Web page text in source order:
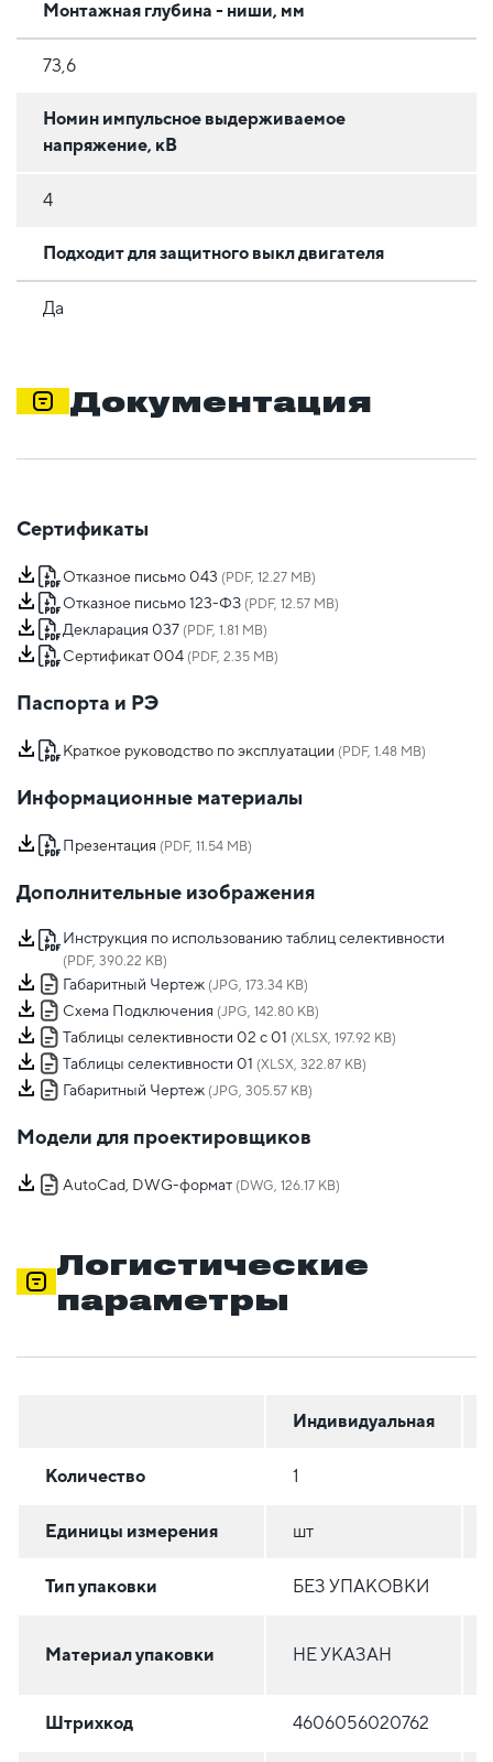
Монтажная глубина - ниши, мм
73,6
Номин импульсное выдерживаемое
напряжение, кВ
4
Подходит для защитного выкл двигателя
Да
Документация
Сертификаты
Отказное письмо 043 (PDF, 12.27 MB)
Отказное письмо 123-ФЗ (PDF, 12.57 MB)
Декларация 037 (PDF, 1.81 MB)
Сертификат 004 (PDF, 2.35 MB)
Паспорта и РЭ
Краткое руководство по эксплуатации (PDF, 1.48 MB)
Информационные материалы
Презентация (PDF, 11.54 MB)
Дополнительные изображения
Инструкция по использованию таблиц селективности
(PDF, 390.22 KB)
Габаритный Чертеж (JPG, 173.34 KB)
Схема Подключения (JPG, 142.80 KB)
Таблицы селективности 02 с 01 (XLSX, 197.92 KB)
Таблицы селективности 01 (XLSX, 322.87 KB)
Габаритный Чертеж (JPG, 305.57 KB)
Модели для проектировщиков
AutoCad, DWG-формат (DWG, 126.17 KB)
Логистические
параметры
Индивидуальная
Количество 1
Единицы измерения шт
Тип упаковки БЕЗ УПАКОВКИ
Материал упаковки НЕ УКАЗАН
Штрихкод 4606056020762